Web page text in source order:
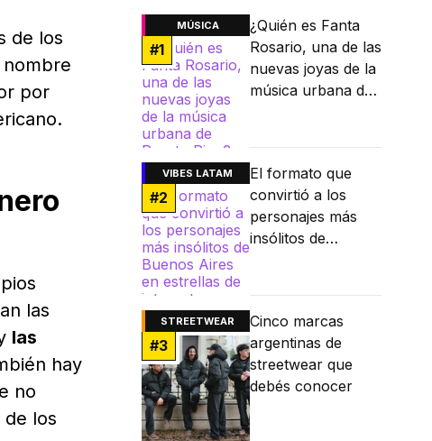
de los
nombre
por
las
las
hay
no
los
MÚSICA
#1
¿Quién es Fanta
Rosario, una de las
nuevas joyas de la
música urbana de
VIBES LATAM
#2
El formato que
convirtió a los
personajes más
insólitos de
STREETWEAR
#3
Cinco marcas
argentinas de
streetwear que
debés conocer